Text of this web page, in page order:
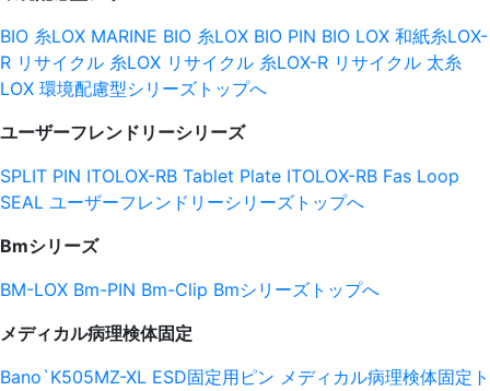
BIO 糸LOX MARINE BIO 糸LOX BIO PIN BIO LOX 和紙糸LOX-
R リサイクル 糸LOX リサイクル 糸LOX-R リサイクル 太糸
LOX 環境配慮型シリーズトップへ
ユーザーフレンドリーシリーズ
SPLIT PIN ITOLOX-RB Tablet Plate ITOLOX-RB Fas Loop
SEAL ユーザーフレンドリーシリーズトップへ
Bmシリーズ
BM-LOX Bm-PIN Bm-Clip Bmシリーズトップへ
メディカル病理検体固定
Bano`K505MZ-XL ESD固定用ピン メディカル病理検体固定ト